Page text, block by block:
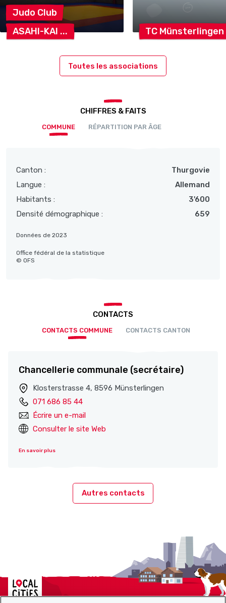
Judo Club
ASAHI-KAI
TC Münsterlingen
Toutes les associations
CHIFFRES & FAITS
COMMUNE RÉPARTITION PAR ÂGE
Canton :
Thurgovie
Langue :
Allemand
Habitants :
3'600
Densité démographique :
659
Données de 2023
Office fédéral de la statistique
© OFS
CONTACTS
CONTACTS COMMUNE CONTACTS CANTON
Chancellerie communale (secrétaire)
Klosterstrasse 4, 8596 Münsterlingen
071 686 85 44
Écrire un e-mail
Consulter le site Web
En savoir plus
Autres contacts
Localcities